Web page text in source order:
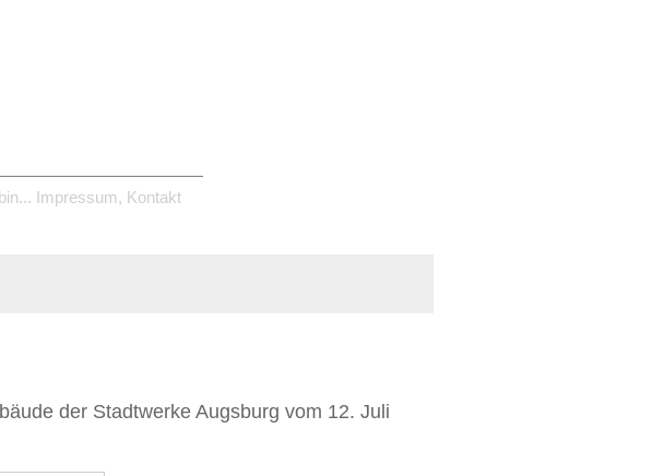
Impressum, Kontakt
der Stadtwerke Augsburg vom 12. Juli